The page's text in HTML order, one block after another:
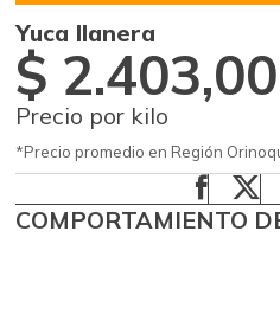
Yuca llanera
$ 2.403,00
Precio por kilo
*Precio promedio en Región
COMPORTAMIENTO